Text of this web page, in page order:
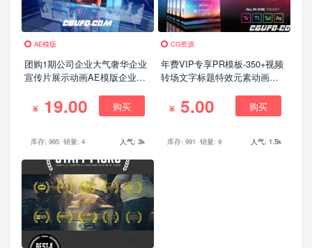
AE模版
团购1期公司企业大气奢华企业
宣传片展示动画AE模版企业公
19.00 购买
库存: 995 销量: 4 人气: 3k
CG资源
年费VIP专享PR模板-350+视频
转场文字标题特效元素动画音
5.00 购买
库存: 991 销量: 9 人气: 1.5k